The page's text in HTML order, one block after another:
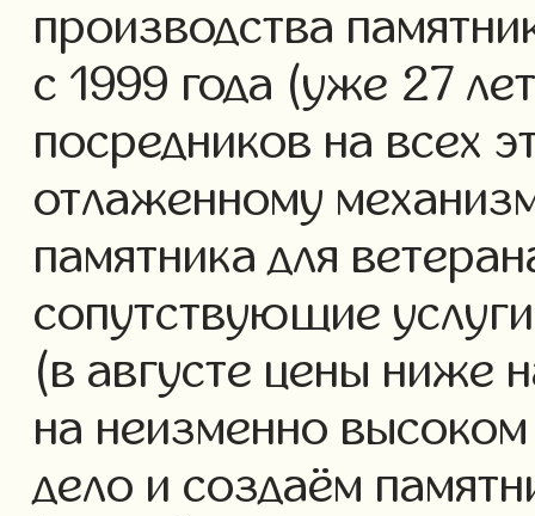
производства
с 1999 года (уже 27
посредников на всех
отлаженному
памятника для
сопутствующие
(в августе цены ниже
на неизменно
дело и создаём